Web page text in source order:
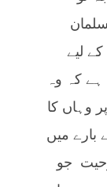
لیے
کہ وہ
وہاں کا
میں
جو